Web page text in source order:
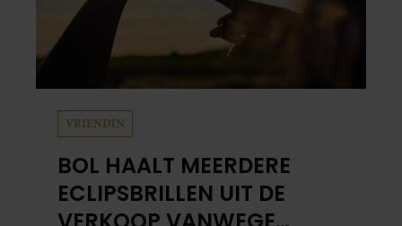
VRIENDIN
BOL HAALT MEERDERE
ECLIPSBRILLEN UIT DE